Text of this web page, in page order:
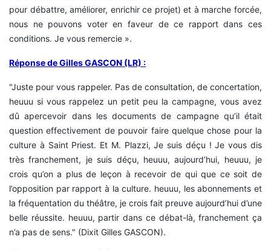
pour débattre, améliorer, enrichir ce projet) et à marche forcée,
nous ne pouvons voter en faveur de ce rapport dans ces
conditions. Je vous remercie ».
Réponse de Gilles GASCON (LR) :
"Juste pour vous rappeler. Pas de consultation, de concertation,
heuuu si vous rappelez un petit peu la campagne, vous avez
dû apercevoir dans les documents de campagne qu’il était
question effectivement de pouvoir faire quelque chose pour la
culture à Saint Priest. Et M. Plazzi, Je suis déçu ! Je vous dis
très franchement, je suis déçu, heuuu, aujourd’hui, heuuu, je
crois qu’on a plus de leçon à recevoir de qui que ce soit de
l’opposition par rapport à la culture. heuuu, les abonnements et
la fréquentation du théâtre, je crois fait preuve aujourd’hui d’une
belle réussite. heuuu, partir dans ce débat-là, franchement ça
n’a pas de sens." (Dixit Gilles GASCON).